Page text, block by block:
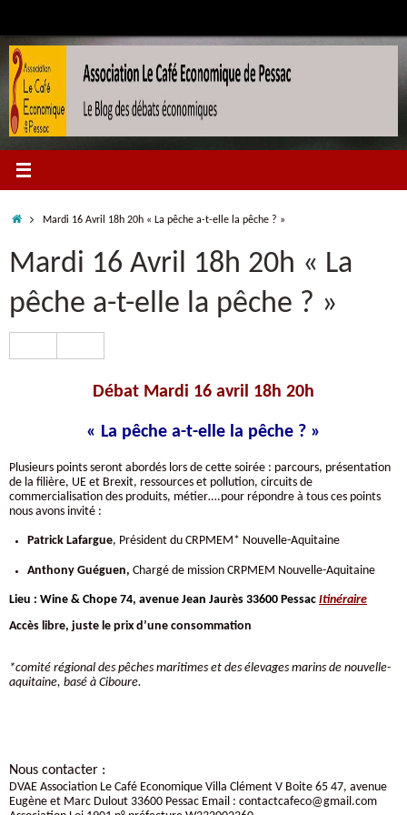
contenu
AccueilMardi 16 Avril 18h 20h « La pêche a-t-elle la pêche ? »
Mardi 16 Avril 18h 20h « La
pêche a-t-elle la pêche ? »
Débat Mardi 16 avril 18h 20h
« La pêche a-t-elle la pêche ? »
Plusieurs points seront abordés lors de cette soirée : parcours, présentation
de la filière, UE et Brexit, ressources et pollution, circuits de
commercialisation des produits, métier….pour répondre à tous ces points
nous avons invité :
Patrick Lafargue, Président du CRPMEM* Nouvelle-Aquitaine
Anthony Guéguen,Chargé de mission CRPMEM Nouvelle-Aquitaine
Lieu : Wine & Chope 74, avenue Jean Jaurès 33600 Pessac Itinéraire
Accès libre, juste le prix d’une consommation
*comité régional des pêches maritimes et des élevages marins de nouvelle-
aquitaine, basé à Ciboure.
Nous contacter :
DVAE Association Le Café Economique Villa Clément V Boite 65 47, avenue
Eugène et Marc Dulout 33600 Pessac Email : contactcafeco@gmail.com